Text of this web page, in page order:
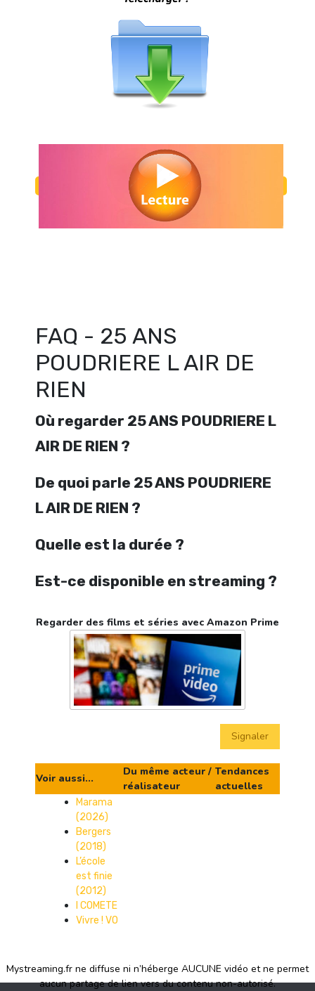
FAQ - 25 ANS
POUDRIERE L AIR DE
RIEN
Où regarder 25 ANS POUDRIERE L
AIR DE RIEN ?
De quoi parle 25 ANS POUDRIERE
L AIR DE RIEN ?
Quelle est la durée ?
Est-ce disponible en streaming ?
Regarder des films et séries avec Amazon Prime
Signaler
Voir aussi...
Du même acteur /
réalisateur
Tendances
actuelles
Marama
(2026)
Bergers
(2018)
L’école
est finie
(2012)
I COMETE
Vivre ! VO
Mystreaming.fr ne diffuse ni n’héberge AUCUNE vidéo et ne permet
aucun partage de lien vers du contenu non-autorisé.